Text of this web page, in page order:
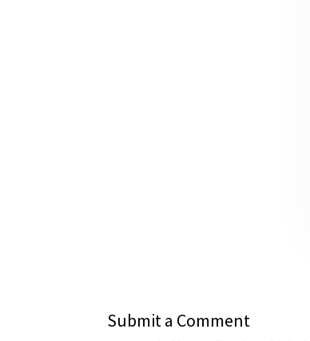
Submit a Comment